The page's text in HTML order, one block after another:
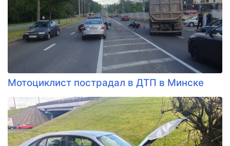
Мотоциклист пострадал в ДТП в Минске